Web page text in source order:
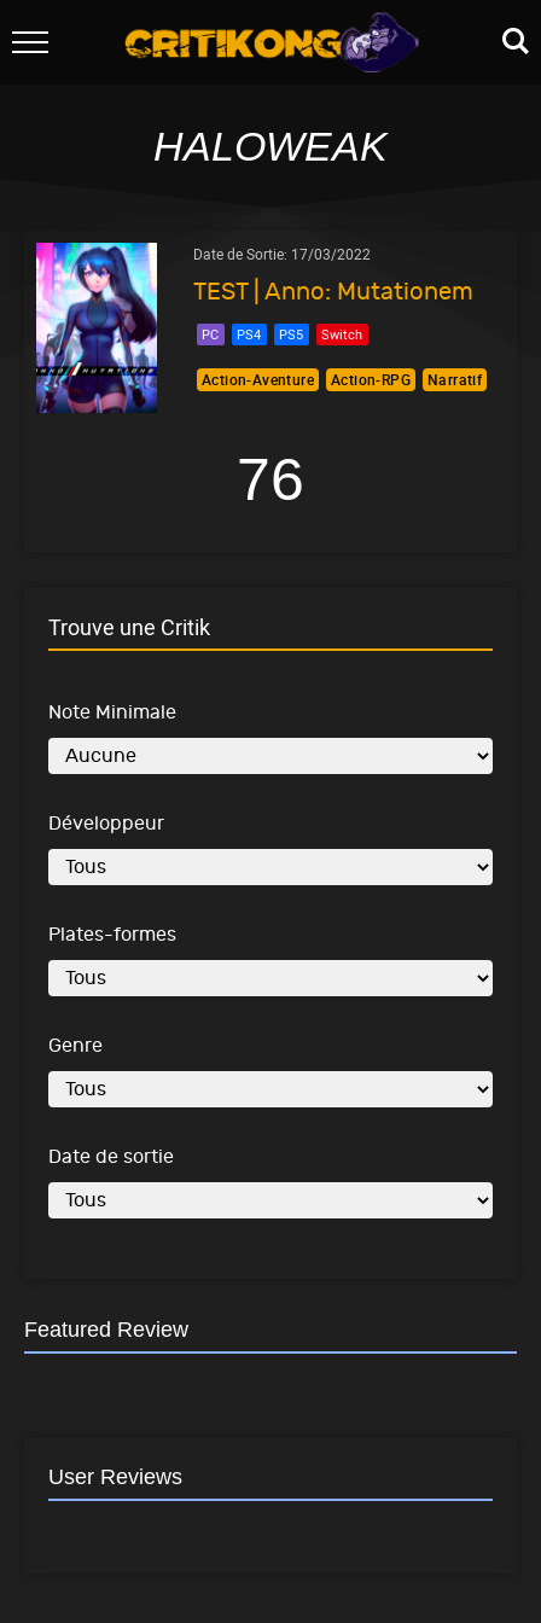
HALOWEAK
Date de Sortie: 17/03/2022
TEST | Anno: Mutationem
PC PS4 PS5 Switch
Action-Aventure Action-RPG Narratif
76
Trouve une Critik
Note Minimale
Développeur
Plates-formes
Genre
Date de sortie
Featured Review
User Reviews